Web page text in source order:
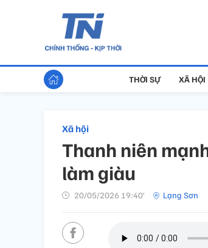
THỜI SỰ XÃ HỘI
Xã hội
Thanh niên
làm giàu
20/05/2026 19:40’ Lạng Sơn